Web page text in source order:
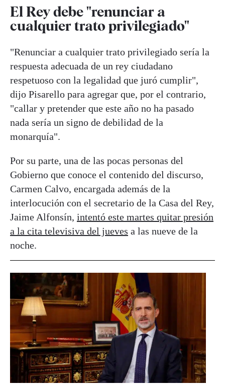
El Rey debe "renunciar a
cualquier trato privilegiado"
"Renunciar a cualquier trato privilegiado sería la
respuesta adecuada de un rey ciudadano
respetuoso con la legalidad que juró cumplir",
dijo Pisarello para agregar que, por el contrario,
"callar y pretender que este año no ha pasado
nada sería un signo de debilidad de la
monarquía".
Por su parte, una de las pocas personas del
Gobierno que conoce el contenido del discurso,
Carmen Calvo, encargada además de la
interlocución con el secretario de la Casa del Rey,
Jaime Alfonsín, intentó este martes quitar presión
a la cita televisiva del jueves a las nueve de la
noche.